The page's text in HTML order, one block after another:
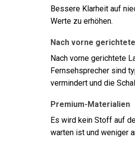
Bessere Klarheit auf
Werte zu erhöhen.
Nach vorne
Nach vorne gerichtete
Fernsehsprecher sind
vermindert und die
Premium-Materialien
Es wird kein Stoff auf
warten ist und weniger